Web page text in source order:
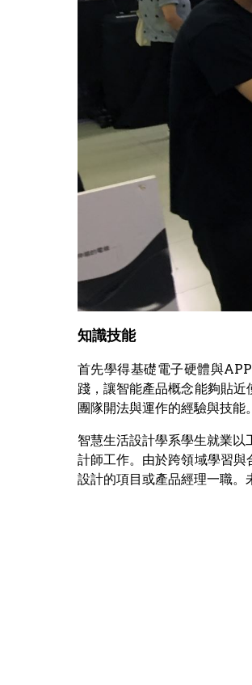
知識技能
首先學得基礎電子硬體與
踐，讓智能產品概念能夠貼
團隊開法與運作的經驗與技能。
智慧生活設計學系學生就業
計師工作。由於跨領域學習
設計的項目或產品經理一職。